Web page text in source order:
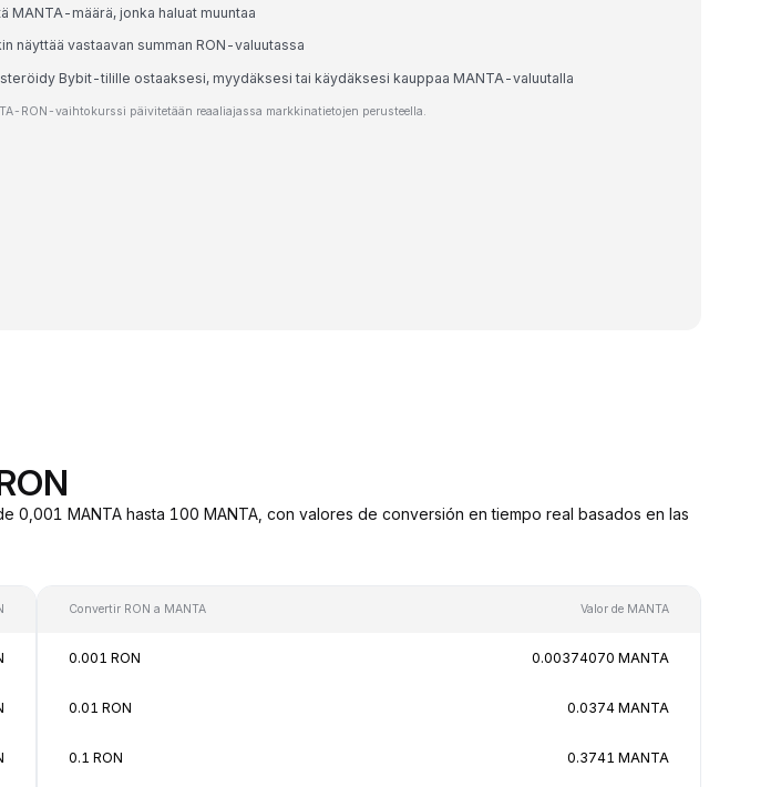
MANTA-määrä, jonka haluat muuntaa
näyttää vastaavan summan RON-valuutassa
Bybit-tilille ostaaksesi, myydäksesi tai käydäksesi kauppaa MANTA-valuutalla
RON-vaihtokurssi päivitetään reaaliajassa markkinatietojen perusteella.
0,001 MANTA hasta 100 MANTA, con valores de conversión en tiempo real basados en las
Convertir RON a MANTA Valor de MANTA
0.001 RON 0.00374070 MANTA
0.01 RON 0.0374 MANTA
0.1 RON 0.3741 MANTA